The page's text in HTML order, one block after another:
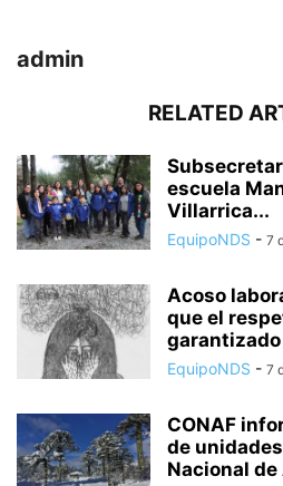
admin
RELATED
escuela
Villarrica...
EquipoNDS - 7
Acoso
que el
garantizado
EquipoNDS - 7
CONAF
de
Nacional de